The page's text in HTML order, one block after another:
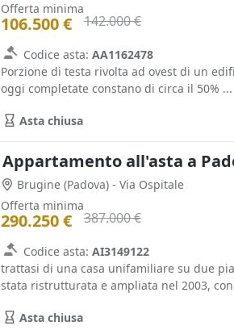
Offerta minima
106.500 € 142.000 €
Codice asta: AA1162478
Porzione di testa rivolta ad ovest di un
oggi completate constano di circa il 50% ...
Asta chiusa
Appartamento all'asta a
Brugine (Padova) - Via Ospitale
Offerta minima
290.250 € 387.000 €
Codice asta: AI3149122
trattasi di una casa unifamiliare su due
stata ristrutturata e ampliata nel 2003, con
Asta chiusa